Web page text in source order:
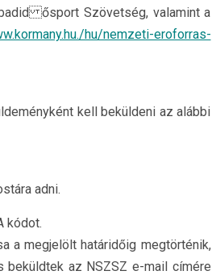
ősport Szövetség, valamint a
hu/nemzeti-eroforras-
kell beküldeni az alábbi
adni.
kódot.
a megjelölt határidőig megtörténik,
beküldtek az NSZSZ e-mail címére